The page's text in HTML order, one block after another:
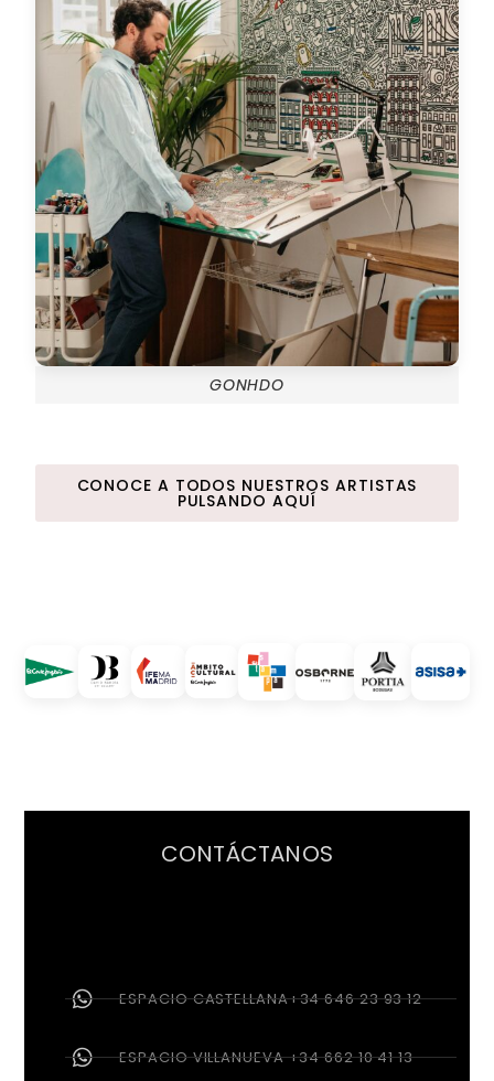
GONHDO
CONOCE A TODOS NUESTROS ARTISTAS
PULSANDO AQUÍ
CONTÁCTANOS
ESPACIO CASTELLANA+34 646 23 93 12
ESPACIO VILLANUEVA +34 662 10 41 13